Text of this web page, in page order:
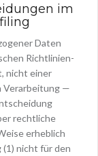
im
Daten
Richtlinien-
nicht einer
Verarbeitung —
rechtliche
erheblich
nicht für den